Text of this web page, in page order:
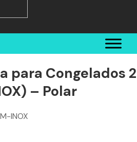
para Congelados 2
– Polar
INOX